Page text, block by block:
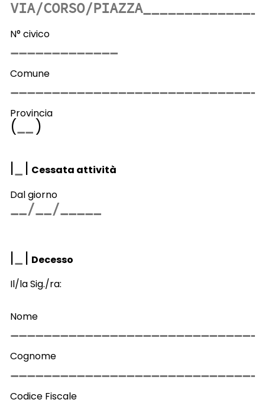
N° civico
Comune
Provincia
( )
| | Cessata attività
Dal giorno
| | Decesso
Il/la Sig./ra:
Nome
Cognome
Codice Fiscale